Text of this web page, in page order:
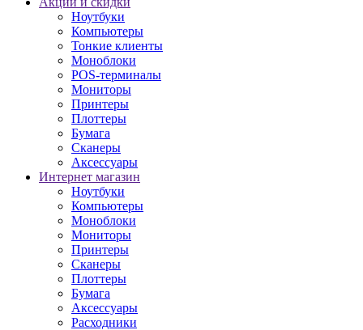
Ноутбуки
Компьютеры
Тонкие клиенты
Моноблоки
POS-терминалы
Мониторы
Принтеры
Плоттеры
Бумага
Сканеры
Аксессуары
Интернет магазин
Ноутбуки
Компьютеры
Моноблоки
Мониторы
Принтеры
Сканеры
Плоттеры
Бумага
Аксессуары
Расходники